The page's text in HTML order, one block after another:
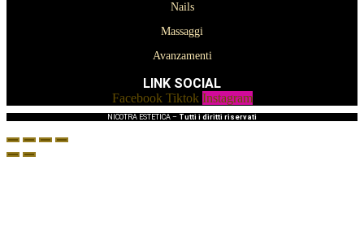
Nails
Massaggi
Avanzamenti
LINK SOCIAL
Facebook Tiktok Instagram
NICOTRA ESTETICA – Tutti i diritti riservati